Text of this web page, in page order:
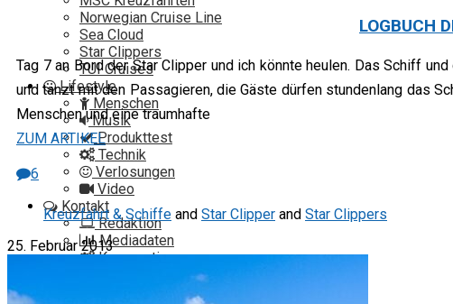
Norwegian Cruise Line
Sea Cloud
Star Clippers
TUI Cruises
Lifestyle
Menschen
Musik
Produkttest
Technik
Verlosungen
Video
Kontakt
Redaktion
Mediadaten
Kooperationen
LOGBUCH
Tag 7 an Bord der Star Clipper und ich könnte heulen. Das Schiff
und tanzt mit den Passagieren, die Gäste dürfen stundenlang das
Menschen und eine traumhafte
ZUM ARTIKEL
6
Kreuzfahrt & Schiffe and Star Clipper and Star Clippers
25. Februar 2013